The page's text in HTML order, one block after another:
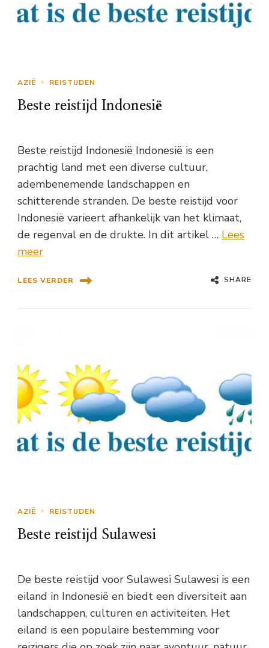
AZIË REISTIJDEN
Beste reistijd Indonesië
Beste reistijd Indonesië Indonesië is een
prachtig land met een diverse cultuur,
adembenemende landschappen en
schitterende stranden. De beste reistijd voor
Indonesië varieert afhankelijk van het klimaat,
de regenval en de drukte. In dit artikel … Lees
meer
LEES VERDER SHARE
AZIË REISTIJDEN
Beste reistijd Sulawesi
De beste reistijd voor Sulawesi Sulawesi is een
eiland in Indonesië en biedt een diversiteit aan
landschappen, culturen en activiteiten. Het
eiland is een populaire bestemming voor